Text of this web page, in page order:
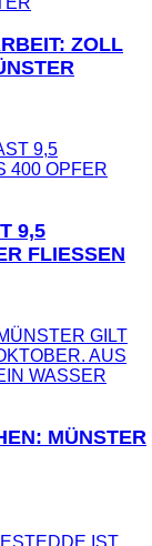
ZOLL D
9,5
FLIESSEN
MÜNSTER